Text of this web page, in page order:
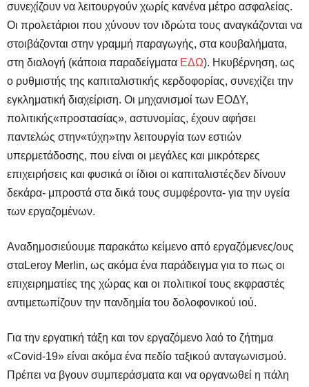
συνεχίζουν να λειτουργούν χωρίς κανένα μέτρο ασφαλείας.
Οι προλετάριοι που χύνουν τον ιδρώτα τους αναγκάζονται να
στοιβάζονται στην γραμμή παραγωγής, στα κουβαλήματα,
στη διαλογή (κάποια παραδείγματα ΕΔΩ). Η κυβέρνηση, ως
ο ρυθμιστής της καπιταλιστικής κερδοφορίας, συνεχίζει την
εγκληματική διαχείριση. Οι μηχανισμοί των ΕΟΔΥ,
πολιτικής«προστασίας», αστυνομίας, έχουν αφήσει
παντελώς στην«τύχη»την λειτουργία των εστιών
υπερμετάδοσης, που είναι οι μεγάλες και μικρότερες
επιχειρήσεις και φυσικά οι ίδιοι οι καπιταλιστέςδεν δίνουν
δεκάρα- μπροστά στα δικά τους συμφέροντα- για την υγεία
των εργαζομένων.
Αναδημοσιεύουμε παρακάτω κείμενο από εργαζόμενες/ους
σταLeroy Merlin, ως ακόμα ένα παράδειγμα για το πως οι
επιχειρηματίες της χώρας και οι πολιτικοί τους εκφραστές
αντιμετωπίζουν την πανδημία του δολοφονικού ιού.
Για την εργατική τάξη και τον εργαζόμενο λαό το ζήτημα
«Covid-19» είναι ακόμα ένα πεδίο ταξικού ανταγωνισμού.
Π ρέπει να βγουν συμπεράσματα και να οργανωθεί η πάλη